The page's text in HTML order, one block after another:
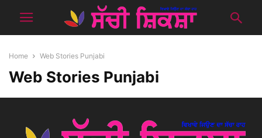
Home Web Stories Punjabi
Web Stories Punjabi